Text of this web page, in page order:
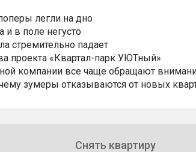
легли на дно
и в поле негусто
стремительно падает
проекта «Квартал-парк УЮТный»
компании все чаще обращают
зумеры отказываются от новых
Снять квартиру